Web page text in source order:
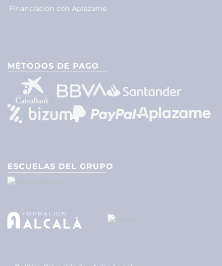
Financiación con Aplazame
MÉTODOS DE PAGO
ESCUELAS DEL GRUPO